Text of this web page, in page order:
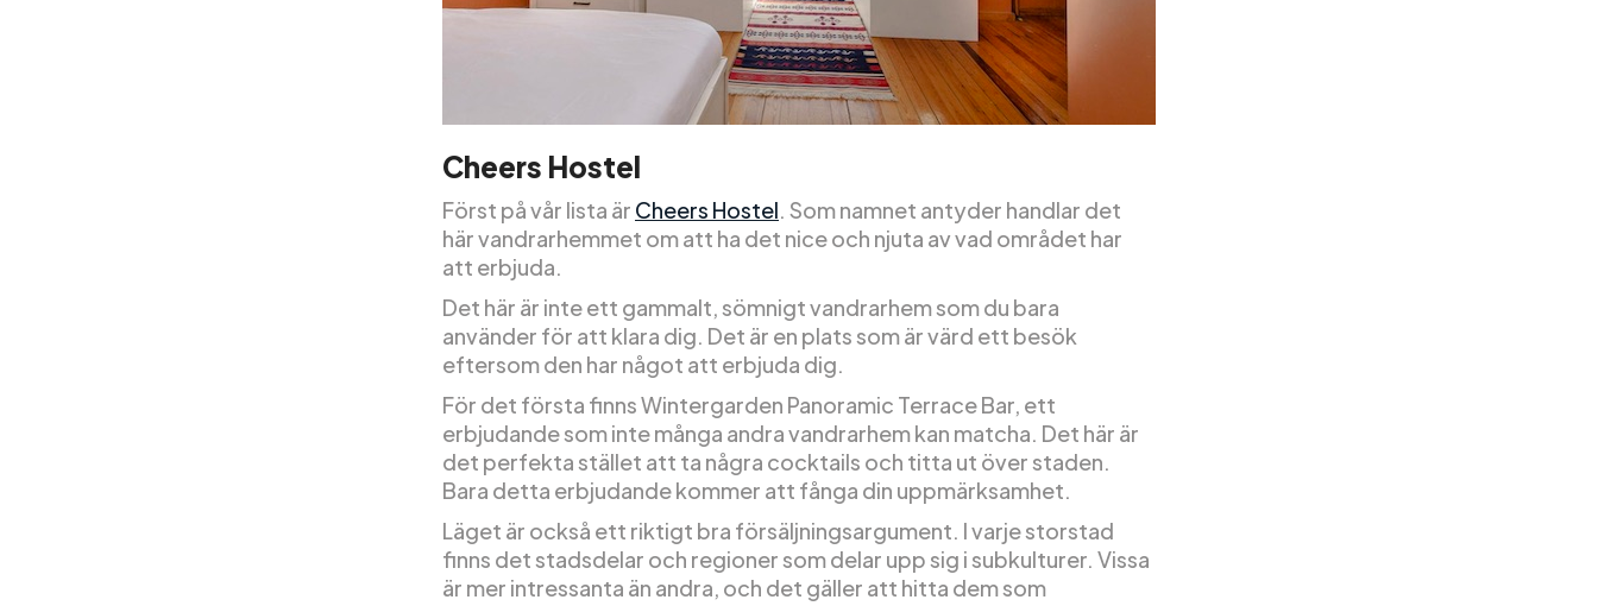
Cheers Hostel
Först på vår lista är Cheers Hostel. Som namnet antyder handlar det
här vandrarhemmet om att ha det nice och njuta av vad området har
att erbjuda.
Det här är inte ett gammalt, sömnigt vandrarhem som du bara
använder för att klara dig. Det är en plats som är värd ett besök
eftersom den har något att erbjuda dig.
För det första finns Wintergarden Panoramic Terrace Bar, ett
erbjudande som inte många andra vandrarhem kan matcha. Det här är
det perfekta stället att ta några cocktails och titta ut över staden.
Bara detta erbjudande kommer att fånga din uppmärksamhet.
Läget är också ett riktigt bra försäljningsargument. I varje storstad
finns det stadsdelar och regioner som delar upp sig i subkulturer. Vissa
är mer intressanta än andra, och det gäller att hitta dem som